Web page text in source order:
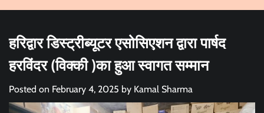
हरिद्वार डिस्ट्रीब्यूटर एसोसिएशन द्वारा पार्षद
हरविंदर (विक्की )का हुआ स्वागत सम्मान
Posted on February 4, 2025 by Kamal Sharma